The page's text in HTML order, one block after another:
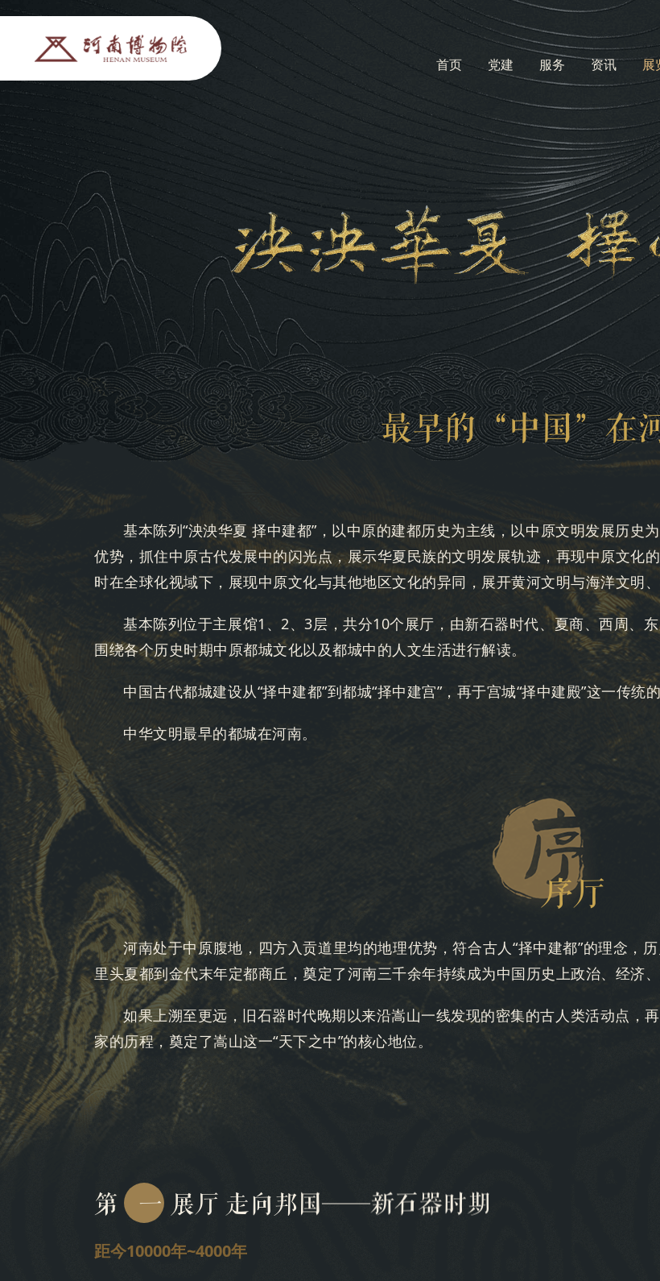
首页
党建 服务 资讯 展
最早的“中国”在
基本陈列“泱泱华夏 择中建都”，以中原的建都历史为主线，以中原文明发展历史
优势，抓住中原古代发展中的闪光点，展示华夏民族的文明发展轨迹，再现中原文化
时在全球化视域下，展现中原文化与其他地区文化的异同，展开黄河文明与海洋文明
基本陈列位于主展馆1、2、3层，共分10个展厅，由新石器时代、夏商、西周、
围绕各个历史时期中原都城文化以及都城中的人文生活进行解读。
中国古代都城建设从“择中建都”到都城“择中建宫”，再于宫城“择中建殿”这一传统
中华文明最早的都城在河南。
序厅
河南处于中原腹地，四方入贡道里均的地理优势，符合古人“择中建都”的理念，
里头夏都到金代末年定都商丘，奠定了河南三千余年持续成为中国历史上政治、经济、
如果上溯至更远，旧石器时代晚期以来沿嵩山一线发现的密集的古人类活动点，
家的历程，奠定了嵩山这一“天下之中”的核心地位。
第 一 展厅 走向邦国——新石器时期
距今10000年~4000年